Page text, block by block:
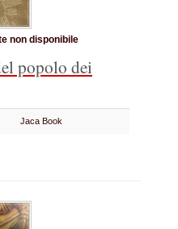
non disponibile
popolo dei
Jaca Book